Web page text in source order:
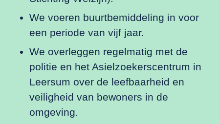
We voeren buurtbemiddeling in voor
een periode van vijf jaar.
We overleggen regelmatig met de
politie en het Asielzoekerscentrum in
Leersum over de leefbaarheid en
veiligheid van bewoners in de
omgeving.